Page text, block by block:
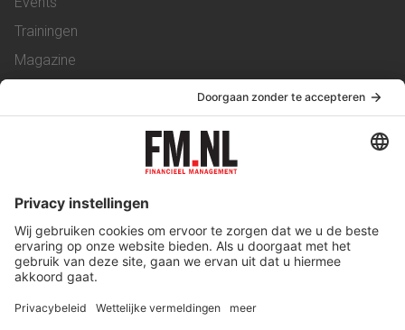
Trainingen
Magazine
Service & Contact
Werken bij ons
Privacy Statement
Algemene Voorwaarden